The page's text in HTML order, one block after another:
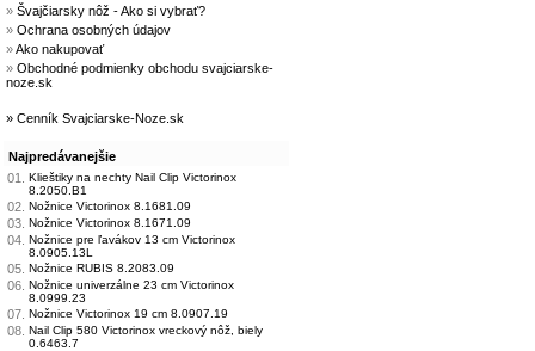
» Švajčiarsky nôž - Ako si vybrať?
» Ochrana osobných údajov
»Ako nakupovať
» Obchodné podmienky obchodu svajciarske-
noze.sk
» Cenník Svajciarske-Noze.sk
Najpredávanejšie
01.
Klieštiky na nechty Nail Clip Victorinox
8.2050.B1
02. Nožnice Victorinox 8.1681.09
03. Nožnice Victorinox 8.1671.09
04. Nožnice pre ľavákov 13 cm Victorinox
8.0905.13L
05. Nožnice RUBIS 8.2083.09
06. Nožnice univerzálne 23 cm Victorinox
8.0999.23
07. Nožnice Victorinox 19 cm 8.0907.19
08. Nail Clip 580 Victorinox vreckový nôž, biely
0.6463.7